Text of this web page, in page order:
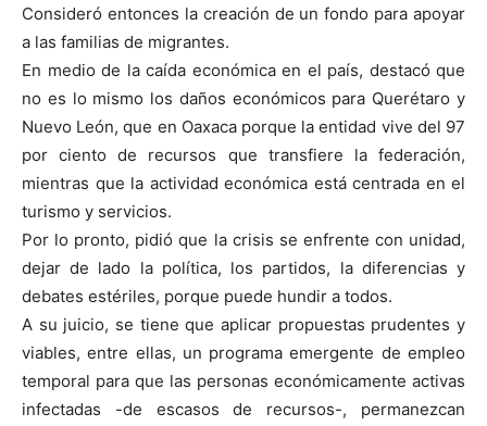
Consideró entonces la creación de un fondo para apoyar
a las familias de migrantes.
En medio de la caída económica en el país, destacó que
no es lo mismo los daños económicos para Querétaro y
Nuevo León, que en Oaxaca porque la entidad vive del 97
por ciento de recursos que transfiere la federación,
mientras que la actividad económica está centrada en el
turismo y servicios.
Por lo pronto, pidió que la crisis se enfrente con unidad,
dejar de lado la política, los partidos, la diferencias y
debates estériles, porque puede hundir a todos.
A su juicio, se tiene que aplicar propuestas prudentes y
viables, entre ellas, un programa emergente de empleo
temporal para que las personas económicamente activas
infectadas -de escasos de recursos-, permanezcan